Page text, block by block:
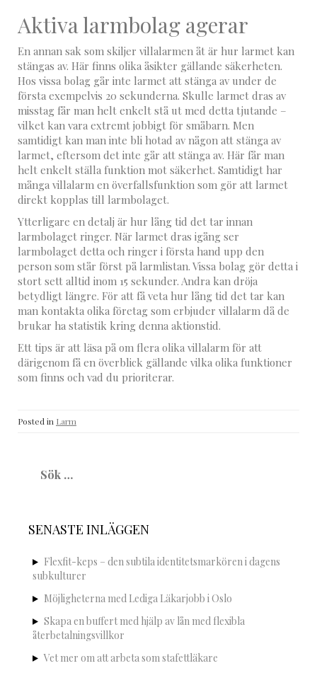
Aktiva larmbolag agerar
En annan sak som skiljer villalarmen åt är hur larmet kan
stängas av. Här finns olika åsikter gällande säkerheten.
Hos vissa bolag går inte larmet att stänga av under de
första exempelvis 20 sekunderna. Skulle larmet dras av
misstag får man helt enkelt stå ut med detta tjutande –
vilket kan vara extremt jobbigt för småbarn. Men
samtidigt kan man inte bli hotad av någon att stänga av
larmet, eftersom det inte går att stänga av. Här får man
helt enkelt ställa funktion mot säkerhet. Samtidigt har
många villalarm en överfallsfunktion som gör att larmet
direkt kopplas till larmbolaget.
Ytterligare en detalj är hur lång tid det tar innan
larmbolaget ringer. När larmet dras igång ser
larmbolaget detta och ringer i första hand upp den
person som står först på larmlistan. Vissa bolag gör detta i
stort sett alltid inom 15 sekunder. Andra kan dröja
betydligt längre. För att få veta hur lång tid det tar kan
man kontakta olika företag som erbjuder villalarm då de
brukar ha statistik kring denna aktionstid.
Ett tips är att läsa på om flera olika villalarm för att
därigenom få en överblick gällande vilka olika funktioner
som finns och vad du prioriterar.
Posted in Larm
efter:
SENASTE INLÄGGEN
Flexfit-keps – den subtila identitetsmarkören i dagens
subkulturer
Möjligheterna med Lediga Läkarjobb i Oslo
Skapa en buffert med hjälp av lån med flexibla
återbetalningsvillkor
Vet mer om att arbeta som stafettläkare